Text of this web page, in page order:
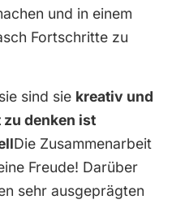
und in einem
Fortschritte zu
sind sie kreativ und
zu denken ist
Die Zusammenarbeit
Freude! Darüber
sehr ausgeprägten